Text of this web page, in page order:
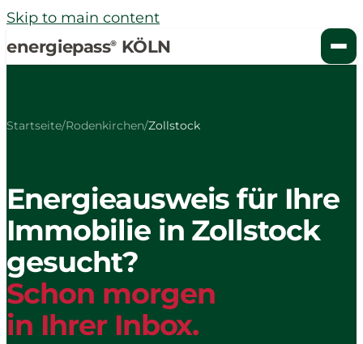
Skip to main content
energiepass® KÖLN
Startseite/Rodenkirchen/Zollstock
Energieausweis für Ihre
Immobilie in Zollstock
gesucht?
Schon morgen
in Ihrer Inbox.